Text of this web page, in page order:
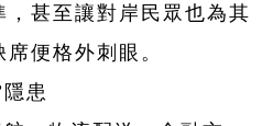
甚至讓對岸民眾也為其
便格外刺眼。
患